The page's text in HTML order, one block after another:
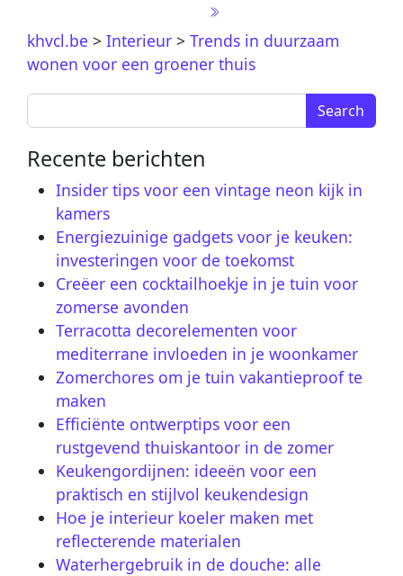
khvcl.be > Interieur > Trends in duurzaam
wonen voor een groener thuis
Search for:
Recente berichten
Insider tips voor een vintage neon kijk in
kamers
Energiezuinige gadgets voor je keuken:
investeringen voor de toekomst
Creëer een cocktailhoekje in je tuin voor
zomerse avonden
Terracotta decorelementen voor
mediterrane invloeden in je woonkamer
Zomerchores om je tuin vakantieproof te
maken
Efficiënte ontwerptips voor een
rustgevend thuiskantoor in de zomer
Keukengordijnen: ideeën voor een
praktisch en stijlvol keukendesign
Hoe je interieur koeler maken met
reflecterende materialen
Waterhergebruik in de douche: alle